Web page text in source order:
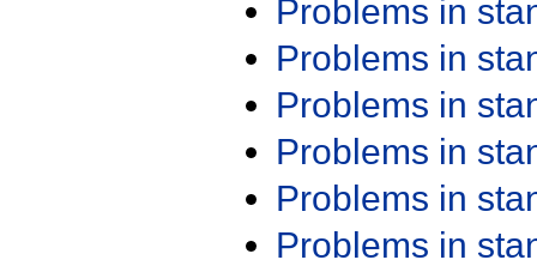
Problems in
Problems in
Problems in
Problems in
Problems in
Problems in